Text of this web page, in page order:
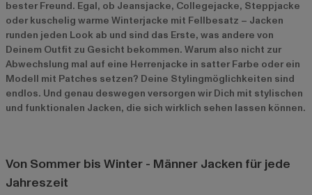
bester Freund. Egal, ob Jeansjacke, Collegejacke, Steppjacke
oder kuschelig warme Winterjacke mit Fellbesatz – Jacken
runden jeden Look ab und sind das Erste, was andere von
Deinem Outfit zu Gesicht bekommen. Warum also nicht zur
Abwechslung mal auf eine Herrenjacke in satter Farbe oder ein
Modell mit Patches setzen? Deine Stylingmöglichkeiten sind
endlos. Und genau deswegen versorgen wir Dich mit stylischen
und funktionalen Jacken, die sich wirklich sehen lassen können.
Von Sommer bis Winter - Männer Jacken für jede
Jahreszeit